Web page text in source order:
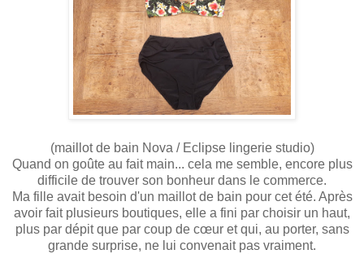
(maillot de bain Nova / Eclipse lingerie studio)
Quand on goûte au fait main... cela me semble, encore plus
difficile de trouver son bonheur dans le commerce.
Ma fille avait besoin d'un maillot de bain pour cet été. Après
avoir fait plusieurs boutiques, elle a fini par choisir un haut,
plus par dépit que par coup de cœur et qui, au porter, sans
grande surprise, ne lui convenait pas vraiment.